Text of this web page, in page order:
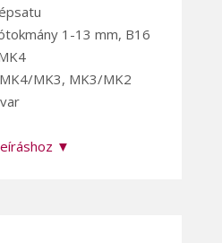
1-13 mm, B16
MK3, MK3/MK2
▼